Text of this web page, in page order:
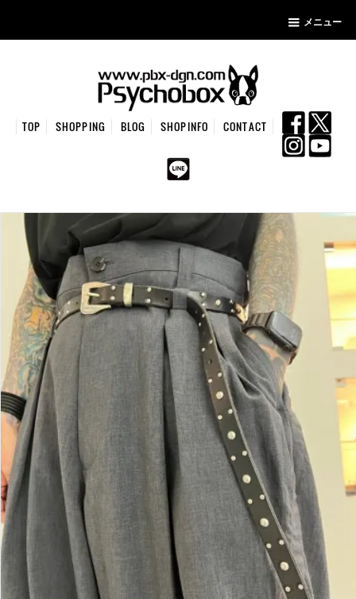
メニュー
TOP SHOPPING BLOG SHOPINFO CONTACT